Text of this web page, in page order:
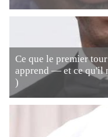
Ce que le premier
apprend — et ce qu'il
)